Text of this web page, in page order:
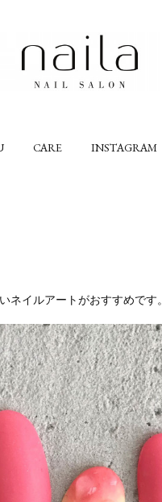
CARE INSTAGRAM
イルアートがおすすめです。